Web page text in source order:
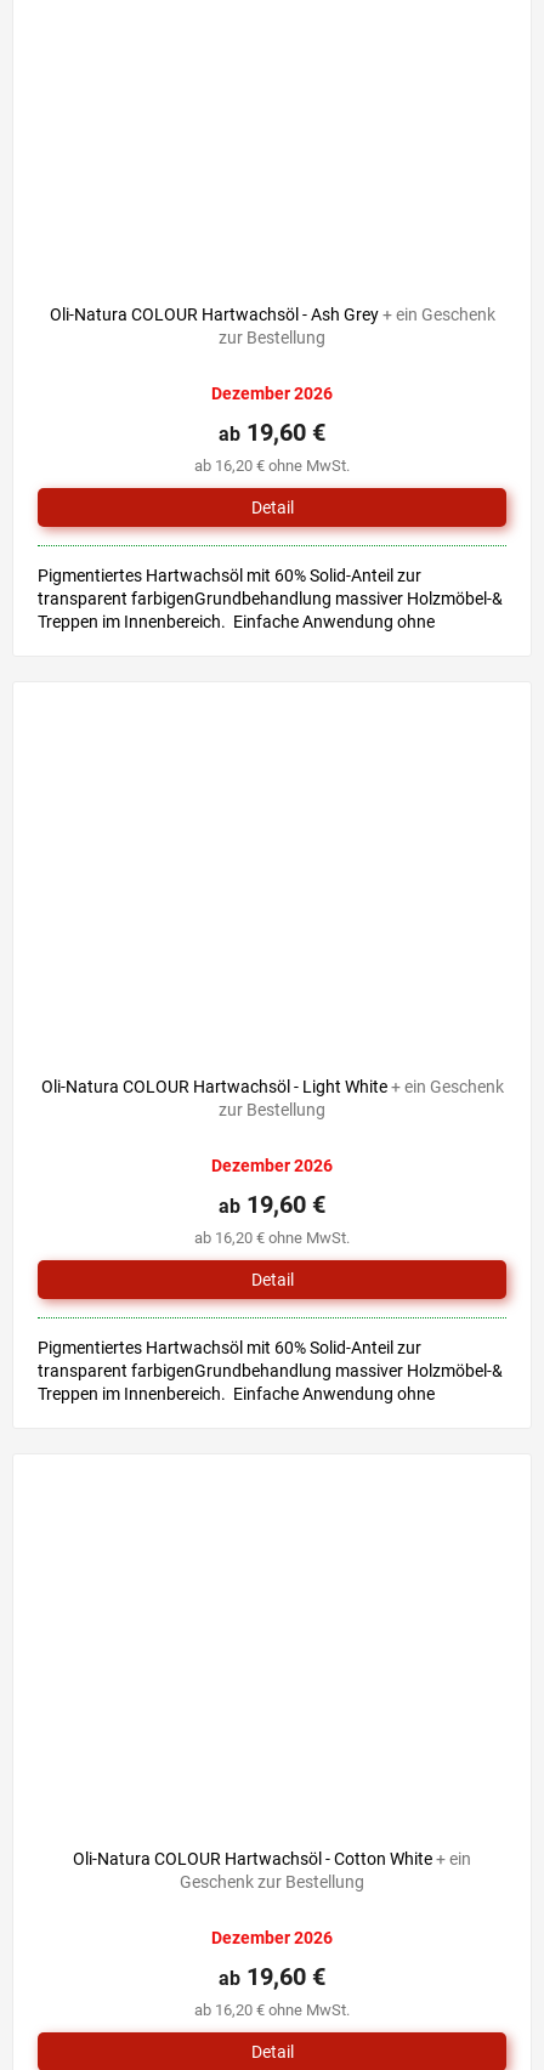
Oli-Natura COLOUR Hartwachsöl - Ash Grey+ ein Geschenk
zur Bestellung
Dezember 2026
ab 16,20 € ohne MwSt.
ab 19,60 €
Detail
Pigmentiertes Hartwachsöl mit 60% Solid-Anteil zur
transparent farbigenGrundbehandlung massiver Holzmöbel-&
Treppen im Innenbereich. Einfache Anwendung ohne
Oli-Natura COLOUR Hartwachsöl - Light White+ ein Geschenk
zur Bestellung
Dezember 2026
ab 16,20 € ohne MwSt.
ab 19,60 €
Detail
Pigmentiertes Hartwachsöl mit 60% Solid-Anteil zur
transparent farbigenGrundbehandlung massiver Holzmöbel-&
Treppen im Innenbereich. Einfache Anwendung ohne
Oli-Natura COLOUR Hartwachsöl - Cotton White+ ein
Geschenk zur Bestellung
Dezember 2026
ab 16,20 € ohne MwSt.
ab 19,60 €
Detail